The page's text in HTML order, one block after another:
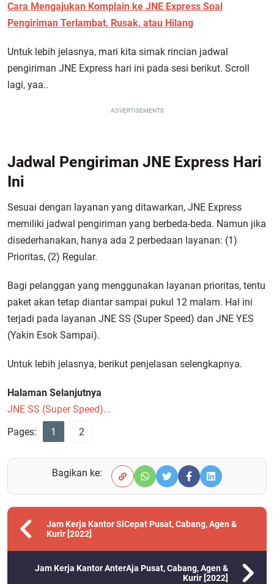
Cara Mengajukan Komplain ke JNE Express Soal
Pengiriman Terlambat, Rusak, atau Hilang
Untuk lebih jelasnya, mari kita simak rincian jadwal
pengiriman JNE Express hari ini pada sesi berikut. Scroll
lagi, yaa..
ADVERTISEMENTS
Jadwal Pengiriman JNE Express Hari
Ini
Sesuai dengan layanan yang ditawarkan, JNE Express
memiliki jadwal pengiriman yang berbeda-beda. Namun jika
disederhanakan, hanya ada 2 perbedaan layanan: (1)
Prioritas, (2) Regular.
Bagi pelanggan yang menggunakan layanan prioritas, tentu
paket akan tetap diantar sampai pukul 12 malam. Hal ini
terjadi pada layanan JNE SS (Super Speed) dan JNE YES
(Yakin Esok Sampai).
Untuk lebih jelasnya, berikut penjelasan selengkapnya.
Halaman Selanjutnya
JNE SS (Super Speed)...
Pages:
1 2
Bagikan ke:
Jam Kerja Kantor SiCepat Pusat, Cabang, Agen &
Kurir [2022]
Jam Kerja Kantor AnterAja Pusat, Cabang, Agen &
Kurir [2022]